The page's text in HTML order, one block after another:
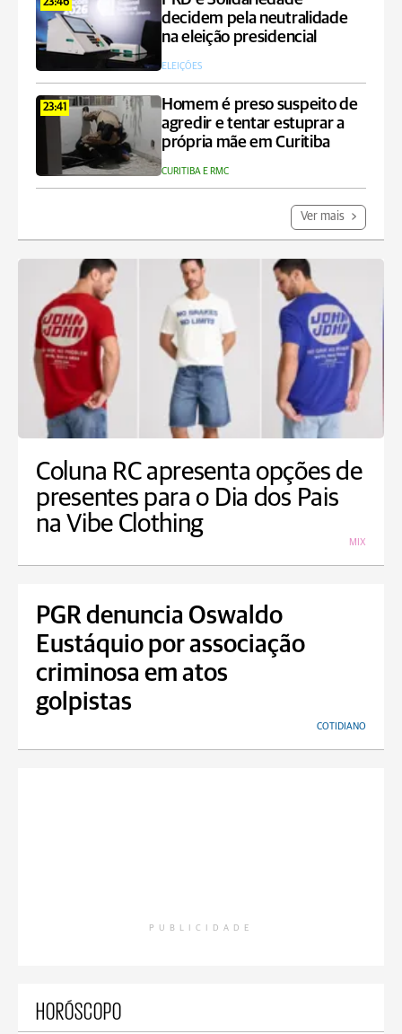
23:46
decidem pela neutralidade
na eleição presidencial
ELEIÇÕES
23:41
Homem é preso suspeito de
agredir e tentar estuprar a
própria mãe em Curitiba
CURITIBA E RMC
Ver mais
Coluna RC apresenta opções de
presentes para o Dia dos Pais
na Vibe Clothing
MIX
PGR denuncia Oswaldo
Eustáquio por associação
criminosa em atos
golpistas
COTIDIANO
PUBLICIDADE
HORÓSCOPO